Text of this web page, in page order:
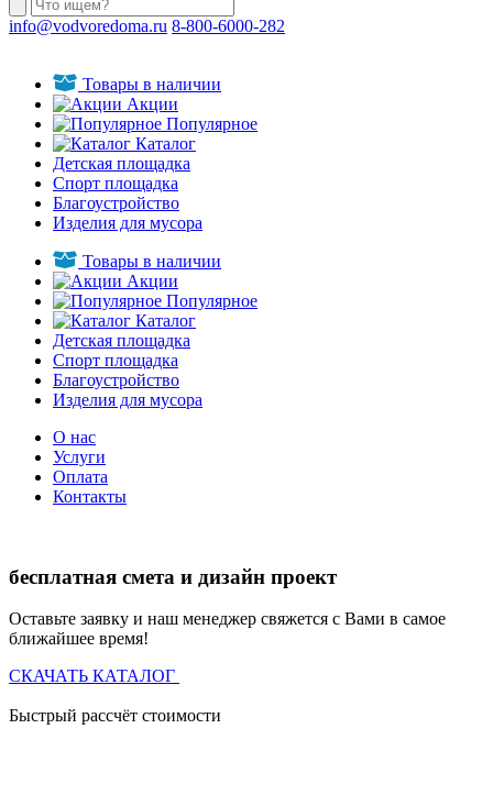
info@vodvoredoma.ru 8-800-6000-282
Товары в наличии
Акции
Популярное
Каталог
Детская площадка
Спорт площадка
Благоустройство
Изделия для мусора
Товары в наличии
Акции
Популярное
Каталог
Детская площадка
Спорт площадка
Благоустройство
Изделия для мусора
О нас
Услуги
Оплата
Контакты
бесплатная смета и дизайн проект
Оставьте заявку и наш менеджер свяжется с Вами в самое
ближайшее время!
СКАЧАТЬ КАТАЛОГ
Быстрый рассчёт стоимости